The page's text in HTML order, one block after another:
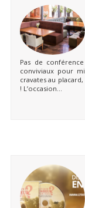
Pas de
conviviaux pour
cravates au
! L’occasion...